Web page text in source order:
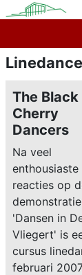
The Black
Cherry
Dancers
Na veel
enthousiaste
reacties op
'Dansen in
Vliegert' is
cursus
februari